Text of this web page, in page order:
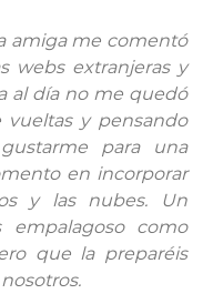
amiga me comentó
webs extranjeras y
al día no me quedó
vueltas y pensando
para una
en incorporar
y las nubes. Un
como
que la preparéis